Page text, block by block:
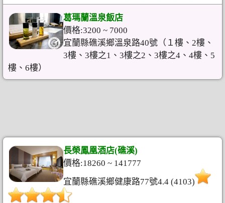
葛瑪蘭溫泉飯店
價格:3200 ~ 7000
宜蘭縣礁溪鄉溫泉路40號（１樓、2樓、
3樓、3樓之1、3樓之2、3樓之4、4樓、5
樓、6樓）
長榮鳳凰酒店(礁溪)
價格:18260 ~ 141777
宜蘭縣礁溪鄉健康路77號4.4 (4103)